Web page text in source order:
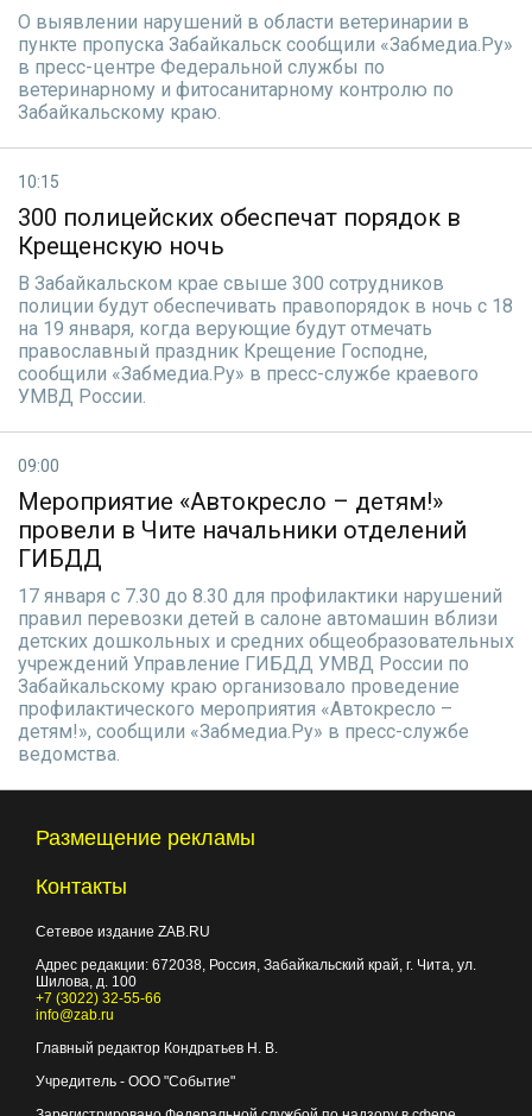
О выявлении нарушений в области ветеринарии в
пункте пропуска Забайкальск сообщили «Забмедиа.Ру»
в пресс-центре Федеральной службы по
ветеринарному и фитосанитарному контролю по
Забайкальскому краю.
10:15
300 полицейских обеспечат порядок в
Крещенскую ночь
В Забайкальском крае свыше 300 сотрудников
полиции будут обеспечивать правопорядок в ночь с 18
на 19 января, когда верующие будут отмечать
православный праздник Крещение Господне,
сообщили «Забмедиа.Ру» в пресс-службе краевого
УМВД России.
09:00
Мероприятие «Автокресло – детям!»
провели в Чите начальники отделений
ГИБДД
17 января с 7.30 до 8.30 для профилактики нарушений
правил перевозки детей в салоне автомашин вблизи
детских дошкольных и средних общеобразовательных
учреждений Управление ГИБДД УМВД России по
Забайкальскому краю организовало проведение
профилактического мероприятия «Автокресло –
детям!», сообщили «Забмедиа.Ру» в пресс-службе
ведомства.
Размещение рекламы
Контакты
Сетевое издание ZAB.RU
Адрес редакции: 672038, Россия, Забайкальский край, г. Чита, ул.
Шилова, д. 100
+7 (3022) 32-55-66
info@zab.ru
Главный редактор Кондратьев Н. В.
Учредитель - ООО "Событие"